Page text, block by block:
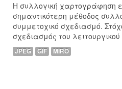
Η συλλογική χαρτογράφηση
σημαντικότερη μέθοδος
συμμετοχικό σχεδιασμό.
σχεδιασμός του
JPEG GIF MIRO